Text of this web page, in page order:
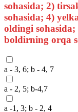
sohasida; 2)
sohasida; 4)
oldingi
boldirning orqa
a - 3, 6; b - 4, 7
a - 2, 5; b-4,7
a -1, 3; b - 2, 4